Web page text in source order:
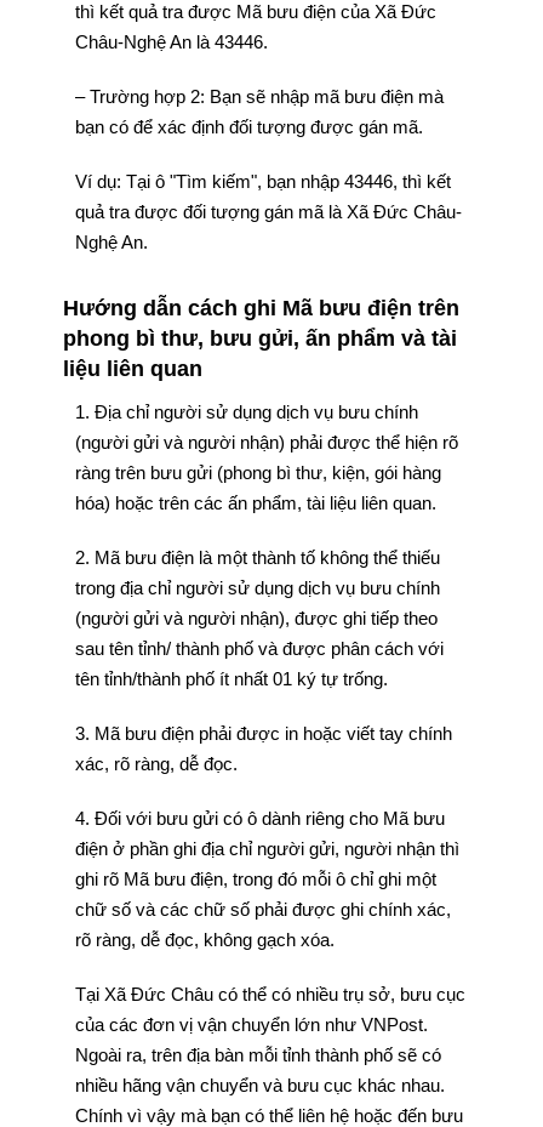
thì kết quả tra được Mã bưu điện của Xã Đức
Châu-Nghệ An là 43446.
– Trường hợp 2: Bạn sẽ nhập mã bưu điện mà
bạn có để xác định đối tượng được gán mã.
Ví dụ: Tại ô "Tìm kiếm", bạn nhập 43446, thì kết
quả tra được đối tượng gán mã là Xã Đức Châu-
Nghệ An.
Hướng dẫn cách ghi Mã bưu điện trên
phong bì thư, bưu gửi, ấn phẩm và tài
liệu liên quan
1. Địa chỉ người sử dụng dịch vụ bưu chính
(người gửi và người nhận) phải được thể hiện rõ
ràng trên bưu gửi (phong bì thư, kiện, gói hàng
hóa) hoặc trên các ấn phẩm, tài liệu liên quan.
2. Mã bưu điện là một thành tố không thể thiếu
trong địa chỉ người sử dụng dịch vụ bưu chính
(người gửi và người nhận), được ghi tiếp theo
sau tên tỉnh/ thành phố và được phân cách với
tên tỉnh/thành phố ít nhất 01 ký tự trống.
3. Mã bưu điện phải được in hoặc viết tay chính
xác, rõ ràng, dễ đọc.
4. Đối với bưu gửi có ô dành riêng cho Mã bưu
điện ở phần ghi địa chỉ người gửi, người nhận thì
ghi rõ Mã bưu điện, trong đó mỗi ô chỉ ghi một
chữ số và các chữ số phải được ghi chính xác,
rõ ràng, dễ đọc, không gạch xóa.
Tại Xã Đức Châu có thể có nhiều trụ sở, bưu cục
của các đơn vị vận chuyển lớn như VNPost.
Ngoài ra, trên địa bàn mỗi tỉnh thành phố sẽ có
nhiều hãng vận chuyển và bưu cục khác nhau.
Chính vì vậy mà bạn có thể liên hệ hoặc đến bưu